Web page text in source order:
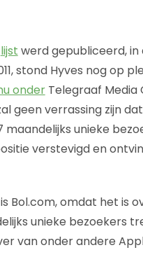
lijst werd gepubliceerd, in
stond Hyves nog op
onderTelegraaf Media
geen verrassing zijn
maandelijks unieke
verstevigd en
Bol.com, omdat het is
unieke bezoekers
van onder andere